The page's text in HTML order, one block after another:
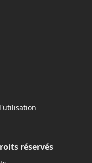
réservés